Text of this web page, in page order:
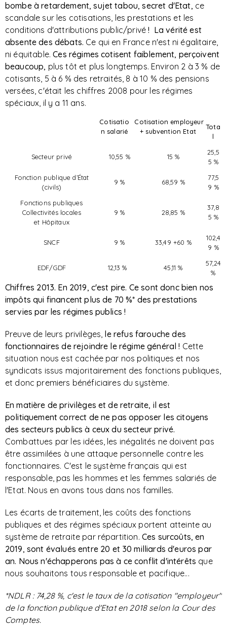
bombe à retardement, sujet tabou, secret d'Etat, ce
scandale sur les cotisations, les prestations et les
conditions d'attributions public/privé ! La vérité est
absente des débats. Ce qui en France n'est ni égalitaire,
ni équitable. Ces régimes cotisent faiblement, perçoivent
beaucoup, plus tôt et plus longtemps. Environ 2 à 3 % de
cotisants, 5 à 6 % des retraités, 8 à 10 % des pensions
versées, c'était les chiffres 2008 pour les régimes
spéciaux, il y a 11 ans.
Cotisatio
n salarié
Cotisation employeur
+ subvention Etat
Tota
l
Secteur privé 10,55 % 15 %
25,5
5 %
Fonction publique d’État
(civils)
9 % 68,59 %
77,5
9 %
Fonctions publiques
Collectivités locales
et Hôpitaux
9 % 28,85 %
37,8
5 %
SNCF 9 % 33,49 +60 %
102,4
9 %
EDF/GDF 12,13 % 45,11 %
57,24
%
Chiffres 2013. En 2019, c'est pire. Ce sont donc bien nos
impôts qui financent plus de 70 %* des prestations
servies par les régimes publics !
Preuve de leurs privilèges, le refus farouche des
fonctionnaires de rejoindre le régime général ! Cette
situation nous est cachée par nos politiques et nos
syndicats issus majoritairement des fonctions publiques,
et donc premiers bénéficiaires du système.
En matière de privilèges et de retraite, il est
politiquement correct de ne pas opposer les citoyens
des secteurs publics à ceux du secteur privé.
Combattues par les idées, les inégalités ne doivent pas
être assimilées à une attaque personnelle contre les
fonctionnaires. C'est le système français qui est
responsable, pas les hommes et les femmes salariés de
l'Etat. Nous en avons tous dans nos familles.
Les écarts de traitement, les coûts des fonctions
publiques et des régimes spéciaux portent atteinte au
système de retraite par répartition. Ces surcoûts, en
2019, sont évalués entre 20 et 30 milliards d'euros par
an. Nous n'échapperons pas à ce conflit d'intérêts que
nous souhaitons tous responsable et pacifique...
*NDLR : 74,28 %, c'est le taux de la cotisation "employeur"
de la fonction publique d'Etat en 2018 selon la Cour des
Comptes.